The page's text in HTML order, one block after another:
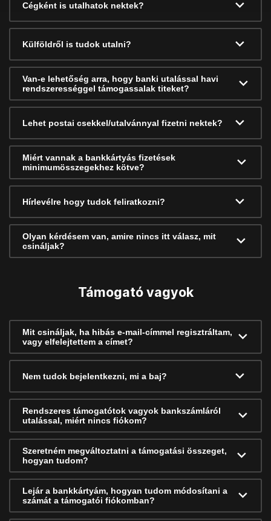
Cégként is utalhatok nektek?
Külföldről is tudok utalni?
Van-e lehetőség arra, hogy banki utalással havi
rendszerességgel támogassalak titeket?
Lehet postai csekkel/utalvánnyal fizetni nektek?
Miért vannak a bankkártyás fizetések
minimumösszegekhez kötve?
Hírlevélre hogy tudok feliratkozni?
Olyan kérdésem van, amire nincs itt válasz, mit
csináljak?
Támogató vagyok
Mit csináljak, ha hibás e-mail-címmel regisztráltam,
vagy elfelejtettem a címet?
Nem tudok bejelentkezni, mi a baj?
Rendszeres támogatótok vagyok bankszámláról
utalással, miért nincs fiókom?
Szeretném megváltoztatni a támogatási összeget,
hogyan tudom?
Lejár a bankkártyám, hogyan tudom módosítani a
számát a támogatói fiókomban?